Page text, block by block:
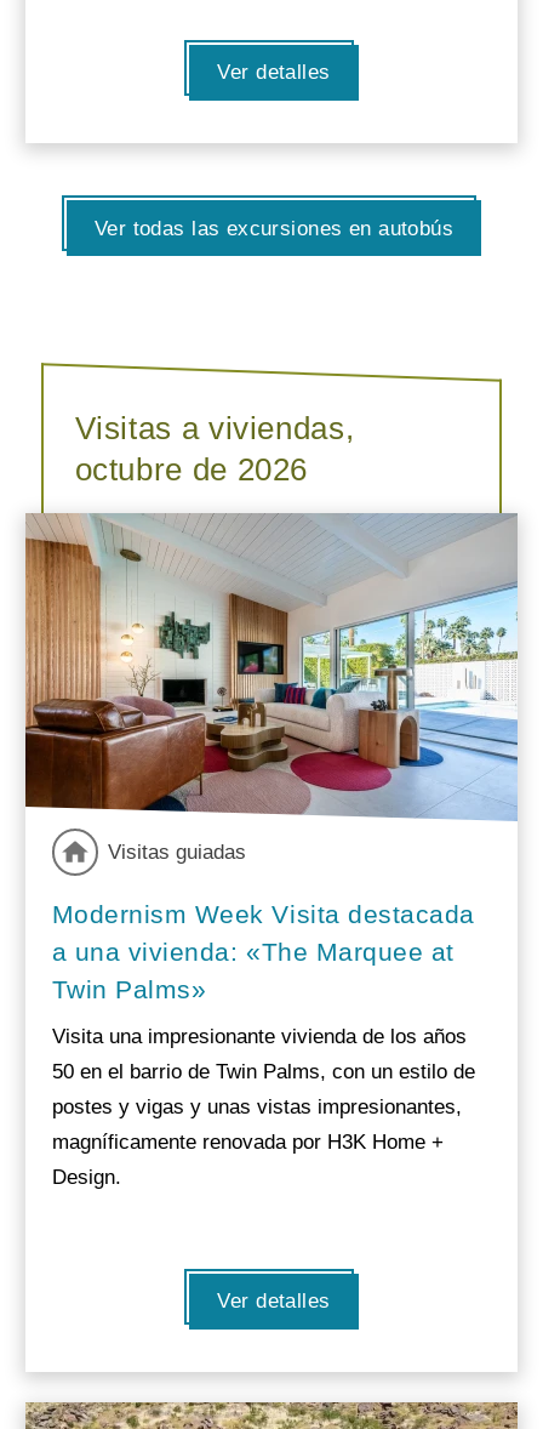
Ver detalles
Ver todas las excursiones en autobús
Visitas a viviendas,
octubre de 2026
Visitas guiadas
Modernism Week Visita destacada
a una vivienda: «The Marquee at
Twin Palms»
Visita una impresionante vivienda de los años
50 en el barrio de Twin Palms, con un estilo de
postes y vigas y unas vistas impresionantes,
magníficamente renovada por H3K Home +
Design.
Ver detalles